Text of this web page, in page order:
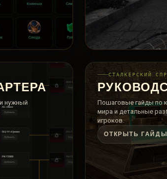
нужный
СТАЛКЕРСКИЙ
Пошаговые гайды по
мира и детальные
игроков.
ОТКРЫТЬ ГАЙДЫ